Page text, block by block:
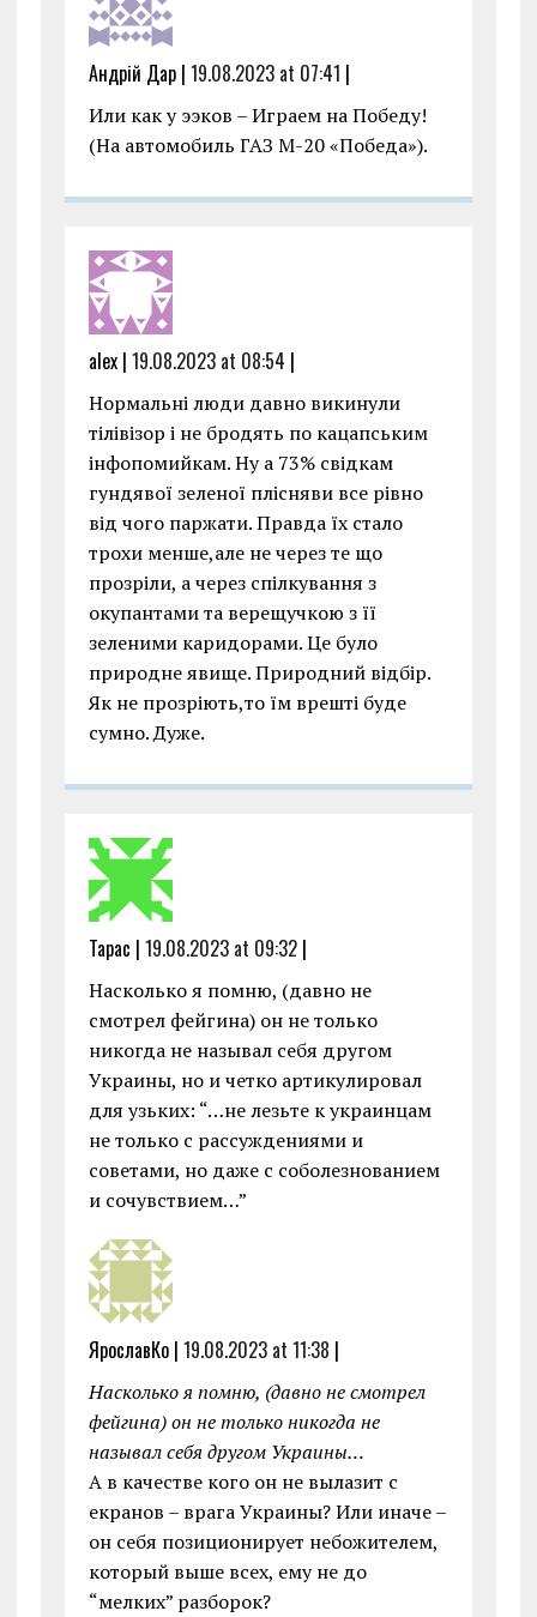
Андрій Дар | 19.08.2023 at 07:41 |
Или как у ээков – Играем на Победу!
(На автомобиль ГАЗ М-20 «Победа»).
alex | 19.08.2023 at 08:54 |
Нормальні люди давно викинули
тілівізор і не бродять по кацапським
інфопомийкам. Ну а 73% свідкам
гундявої зеленої плісняви все рівно
від чого паржати. Правда їх стало
трохи менше,але не через те що
прозріли, а через спілкування з
окупантами та верещучкою з її
зеленими каридорами. Це було
природне явище. Природний відбір.
Як не прозріють,то їм врешті буде
сумно. Дуже.
Тарас | 19.08.2023 at 09:32|
Насколько я помню, (давно не
смотрел фейгина) он не только
никогда не называл себя другом
Украины, но и четко артикулировал
для узьких: “…не лезьте к украинцам
не только с рассуждениями и
советами, но даже с соболезнованием
и сочувствием…”
ЯрославКо | 19.08.2023 at 11:38 |
Насколько я помню, (давно не смотрел
фейгина) он не только никогда не
называл себя другом Украины…
А в качестве кого он не вылазит с
екранов – врага Украины? Или иначе –
он себя позиционирует небожителем,
который выше всех, ему не до
“мелких” разборок?